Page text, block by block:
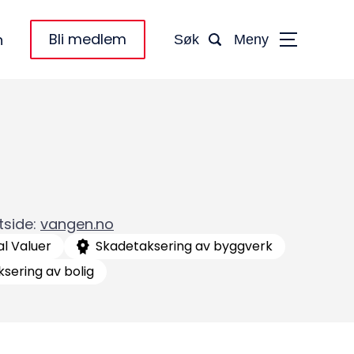
Bli medlem Søk Meny
: vangen.no
Valuer
Skadetaksering av byggverk
av bolig